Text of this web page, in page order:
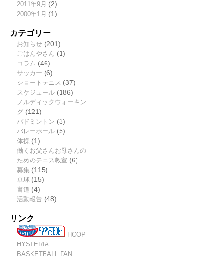
2011年9月 (2)
2000年1月 (1)
カテゴリー
お知らせ(201)
ごはんやさん (1)
コラム (46)
サッカー (6)
ショートテニス (37)
スケジュール(186)
ノルディックウォーキン
グ(121)
バドミントン (3)
バレーボール(5)
体操(1)
働くお父さんお母さんの
ためのテニス教室 (6)
募集 (115)
卓球 (15)
書道 (4)
活動報告(48)
リンク
HOOP
HYSTERIA
BASKETBALL FAN